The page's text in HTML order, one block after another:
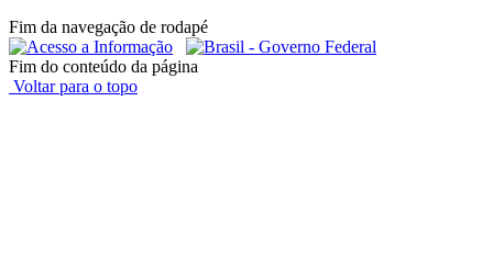
Fim da navegação de rodapé
Fim do conteúdo da página
Voltar para o topo